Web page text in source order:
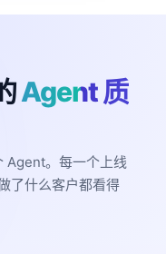
Agent 质
Agent。每一个上线
了什么客户都看得